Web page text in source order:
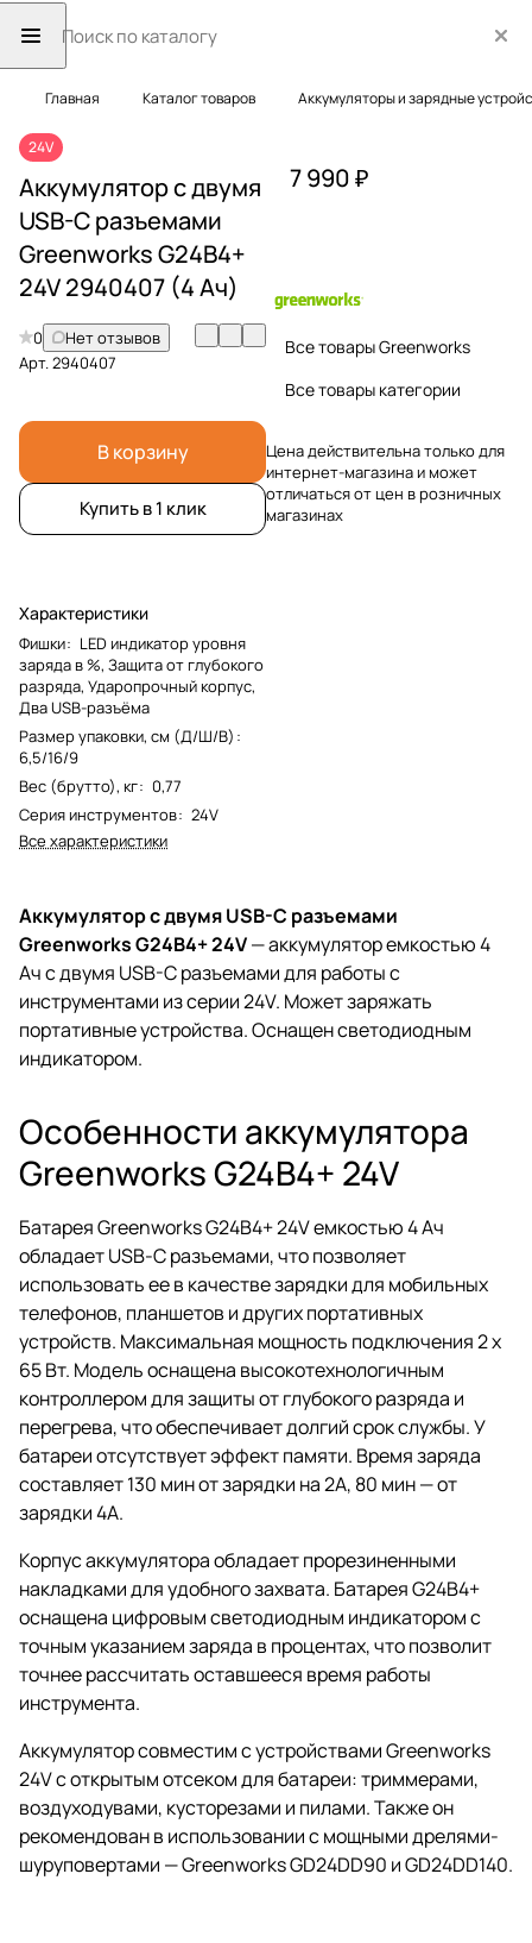
Главная Каталог товаров Аккумуляторы и зарядные
24V
Аккумулятор с двумя
USB-C разъемами
Greenworks G24B4+
24V 2940407 (4 Ач)
0
Нет отзывов
Арт.2940407
В корзину
Купить в 1 клик
Характеристики
Фишки: LED индикатор уровня
заряда в %, Защита от глубокого
разряда, Ударопрочный корпус,
Два USB-разъёма
Размер упаковки, см (Д/Ш/В) :
6,5/16/9
Вес (брутто), кг: 0,77
Серия инструментов: 24V
Все характеристики
7 990 ₽
Все товары Greenworks
Все товары категории
Цена действительна только для
интернет-магазина и может
отличаться от цен в розничных
магазинах
Аккумулятор с двумя USB-C разъемами
Greenworks G24B4+ 24V— аккумулятор емкостью 4
Ач c двумя USB-C разъемами для работы с
инструментами из серии 24V. Может заряжать
портативные устройства. Оснащен светодиодным
индикатором.
Особенности аккумулятора
Greenworks G24B4+ 24V
Батарея Greenworks G24B4+ 24V емкостью 4 Ач
обладает USB-С разъемами, что позволяет
использовать ее в качестве зарядки для мобильных
телефонов, планшетов и других портативных
устройств. Максимальная мощность подключения 2 x
65 Вт. Модель оснащена высокотехнологичным
контроллером для защиты от глубокого разряда и
перегрева, что обеспечивает долгий срок службы. У
батареи отсутствует эффект памяти. Время заряда
составляет 130 мин от зарядки на 2А, 80 мин — от
зарядки 4А.
Корпус аккумулятора обладает прорезиненными
накладками для удобного захвата. Батарея G24B4+
оснащена цифровым светодиодным индикатором с
точным указанием заряда в процентах, что позволит
точнее рассчитать оставшееся время работы
инструмента.
Аккумулятор совместим с устройствами Greenworks
24V с открытым отсеком для батареи: триммерами,
воздуходувами, кусторезами и пилами. Также он
рекомендован в использовании с мощными дрелями-
шуруповертами — Greenworks GD24DD90 и GD24DD140.